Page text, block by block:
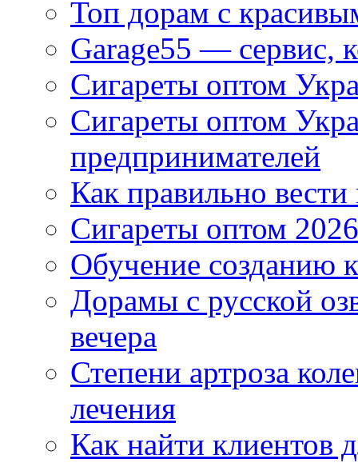
Топ дорам с
Garage55 — сервис,
Сигареты оптом
Сигареты оптом
предпринимателей
Как правильно
Сигареты оптом
Обучение созданию
Дорамы с русской
вечера
Степени артроза
лечения
Как найти клиентов